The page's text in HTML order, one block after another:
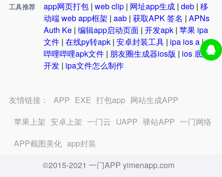
工具推荐 app网页打包 | web clip | 网址app生成 | deb | 移
动端 web app框架 | aab | 获取APK 签名 | APNs
Auth Ke | 编辑app启动页面 | 开发apk | 苹果 ipa
文件 | 在线py转apk | 安卓封装工具 | ipa ios a|
哔哩哔哩apk文件 | 朋友圈生成器ios版 | ios 底层
开发 | ipa文件怎么制作
友情链接： APP EXE 打包app 网站生成APP
苹果上架 安卓上架 一门云 UAPP 驿站APP 一门网络
APP截图美化 app封装
©2015-2021 一门APP yimenapp.com